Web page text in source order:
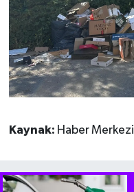
Kaynak: Haber Merkezi